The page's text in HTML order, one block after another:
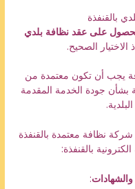
بالقنفذة
على عقد نظافة بلدي
الصحيح.
يجب أن تكون معتمدة من
بشأن جودة الخدمة المقدمة
شركة نظافة معتمدة بالقنفذة
بالقنفذة:
: